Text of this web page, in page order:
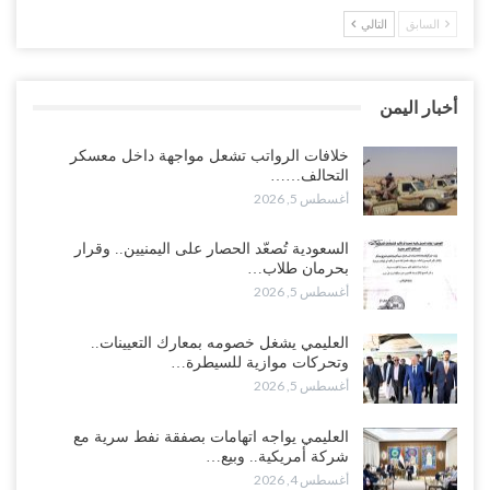
مدير مكتب العليمي يقدم استقالته.. والخلافات تعصف بالرئاسي وصراع
بالتهريب وعينه على المحافظ..!
أغسطس 4, 2026
تعيد تحشيد قواتها في أهم سواحل اليمن على البحر…
أغسطس 4, 2026
“الضالع“| حملة اجتثاث سعودية لأذرع الزبيدي من معقله الأبرز..!
أغسطس 4, 2026
“مقالات“| عِنْدَما يَغِيب الأَقربون.. وَتَضِيق بِلَاد الله الوَاسِعَة.. تَبْقَى صَنْعَاء
هِيَ الحِضْنُ الدَّافِئُ…
أغسطس 4, 2026
السابق التالي
أخبار اليمن
خلافات الرواتب تشعل مواجهة داخل معسكر
التحالف……
أغسطس 5, 2026
السعودية تُصعّد الحصار على اليمنيين.. وقرار
بحرمان طلاب…
أغسطس 5, 2026
العليمي يشغل خصومه بمعارك التعيينات..
وتحركات موازية للسيطرة…
أغسطس 5, 2026
العليمي يواجه اتهامات بصفقة نفط سرية مع
شركة أمريكية.. وبيع…
أغسطس 4, 2026